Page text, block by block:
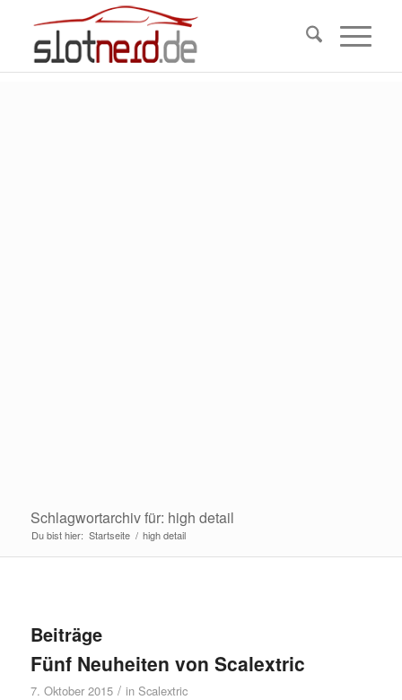
Schlagwortarchiv für: high detail
Du bist hier: Startseite / high detail
Beiträge
Fünf Neuheiten von Scalextric
7. Oktober 2015 / in Scalextric